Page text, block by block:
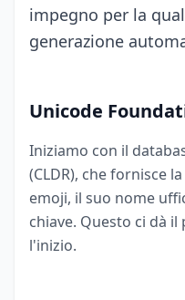
impegno per la
generazione
Unicode
Iniziamo con il
(CLDR), che fornisce
emoji, il suo nome
chiave. Questo ci dà
l'inizio.